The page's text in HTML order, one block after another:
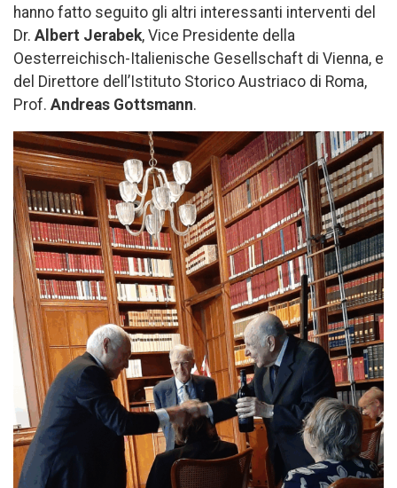
hanno fatto seguito gli altri interessanti interventi del
Dr. Albert Jerabek, Vice Presidente della
Oesterreichisch-Italienische Gesellschaft di Vienna, e
del Direttore dell’Istituto Storico Austriaco di Roma,
Prof. Andreas Gottsmann.